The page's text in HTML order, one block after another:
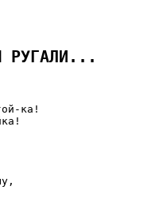
РУГАЛИ...
ка!